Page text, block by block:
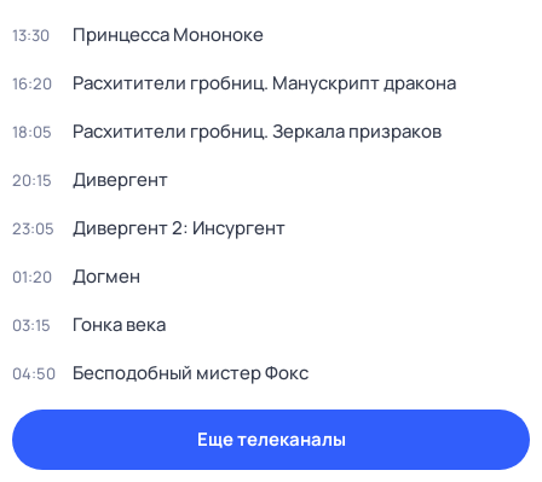
13:30 Принцeссa Мононоке
16:20 Расхитители гробниц. Манускрипт дракона
18:05 Расхитители гробниц. Зеркала призраков
20:15 Дивергент
23:05 Дивергент 2: Инсургент
01:20 Догмен
03:15 Гонка века
04:50 Бесподобный мистер Фокс
Еще телеканалы